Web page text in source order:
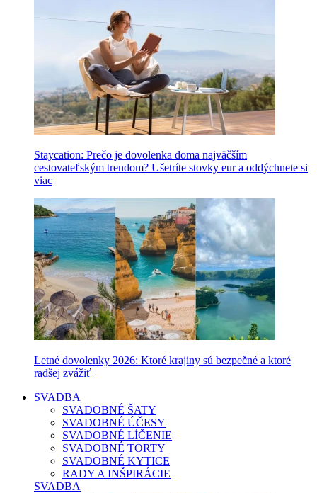
Staycation: Prečo je dovolenka doma najväčším
cestovateľským trendom? Ušetríte stovky eur a oddýchnete si
viac
Letné dovolenky 2026: Ktoré krajiny sú bezpečné a ktoré
radšej zvážiť
SVADBA
SVADOBNÉ ŠATY
SVADOBNÉ ÚČESY
SVADOBNÉ LÍČENIE
SVADOBNÉ TORTY
SVADOBNÉ KYTICE
RADY A INŠPIRÁCIE
SVADBA